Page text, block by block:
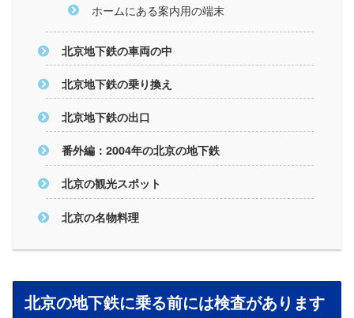
ホームにある案内用の端末
北京地下鉄の車両の中
北京地下鉄の乗り換え
北京地下鉄の出口
番外編：2004年の北京の地下鉄
北京の観光スポット
北京の名物料理
北京の地下鉄に乗る前には検査があります